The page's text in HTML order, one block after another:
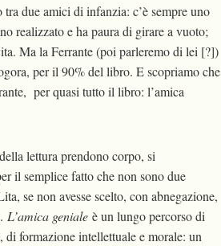
due amici di infanzia: c’è sempre uno
realizzato e ha paura di girare a vuoto;
Ma la Ferrante (poi parleremo di lei [?])
per il 90% del libro. E scopriamo che
per quasi tutto il libro: l’amica
lettura prendono corpo, si
il semplice fatto che non sono due
se non avesse scelto, con abnegazione,
L’amica genialeè un lungo percorso di
formazione intellettuale e morale: un